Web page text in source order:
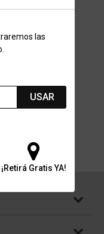
las
USAR
¡Retirá Gratis YA!